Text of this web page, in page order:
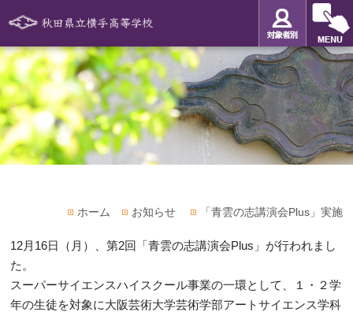
ホーム お知らせ 「青雲の志講演会Plus」実施
12月16日（月）、第2回「青雲の志講演会Plus」が行われまし
た。
スーパーサイエンスハイスクール事業の一環として、１・２学
年の生徒を対象に大阪芸術大学芸術学部アートサイエンス学科